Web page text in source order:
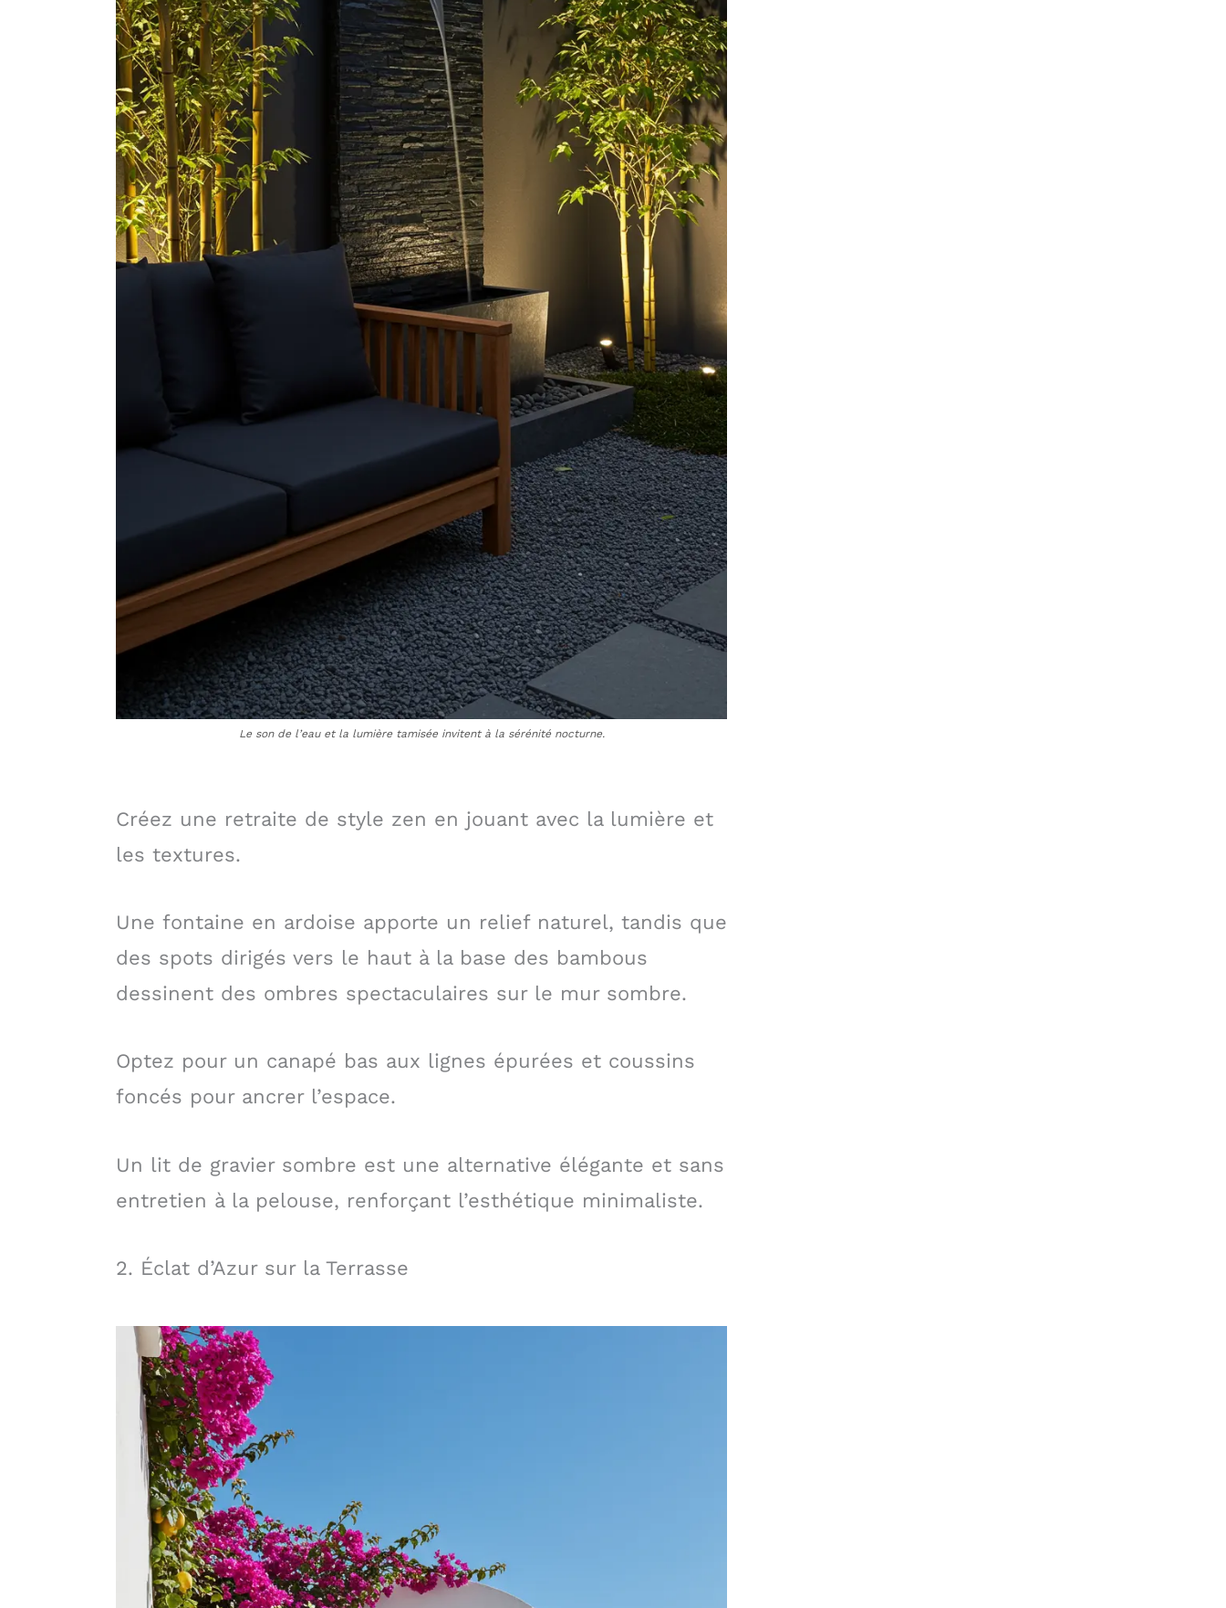
Le son de l’eau et la lumière tamisée invitent à la sérénité nocturne.
Créez une retraite de style zen en jouant avec la lumière et
les textures.
Une fontaine en ardoise apporte un relief naturel, tandis que
des spots dirigés vers le haut à la base des bambous
dessinent des ombres spectaculaires sur le mur sombre.
Optez pour un canapé bas aux lignes épurées et coussins
foncés pour ancrer l’espace.
Un lit de gravier sombre est une alternative élégante et sans
entretien à la pelouse, renforçant l’esthétique minimaliste.
2. Éclat d’Azur sur la Terrasse